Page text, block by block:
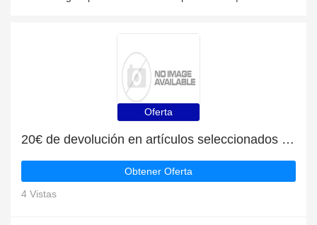
Oferta
20€ de devolución en artículos seleccionados en Manomano.it
Obtener Oferta
4 Vistas